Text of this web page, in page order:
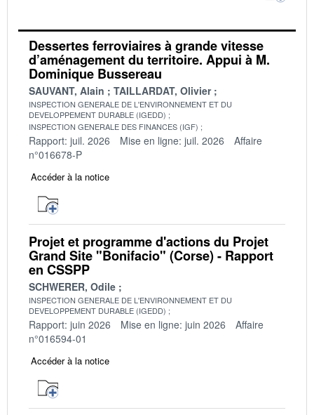
Dessertes ferroviaires à grande vitesse
d’aménagement du territoire. Appui à M.
Dominique Bussereau
SAUVANT, Alain TAILLARDAT, Olivier
INSPECTION GENERALE DE L'ENVIRONNEMENT ET DU
DEVELOPPEMENT DURABLE (IGEDD)
INSPECTION GENERALE DES FINANCES (IGF)
Rapport: juil. 2026 Mise en ligne: juil. 2026
Affaire
n°016678-P
Accéder à la notice
Projet et programme d'actions du Projet
Grand Site "Bonifacio" (Corse) - Rapport
en CSSPP
SCHWERER, Odile
INSPECTION GENERALE DE L'ENVIRONNEMENT ET DU
DEVELOPPEMENT DURABLE (IGEDD)
Rapport: juin 2026 Mise en ligne: juin 2026
Affaire
n°016594-01
Accéder à la notice